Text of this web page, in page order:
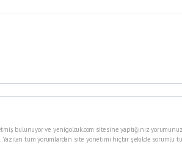
bulunuyor ve yenigolcuk.com sitesine yaptığınız
Yazılan tüm yorumlardan site yönetimi hiçbir şekilde sorumlu